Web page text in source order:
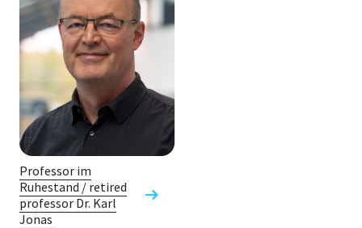
Professor im
Ruhestand / retired
professor Dr. Karl
Jonas